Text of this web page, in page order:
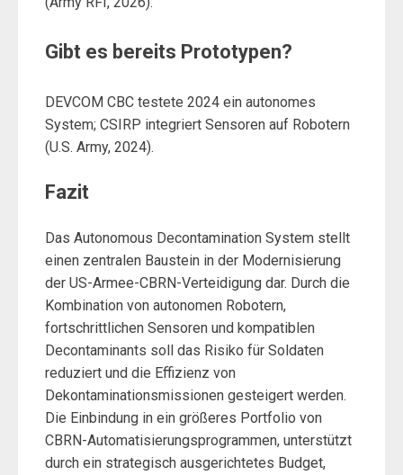
Gibt es bereits Prototypen?
DEVCOM CBC testete 2024 ein autonomes
System; CSIRP integriert Sensoren auf Robotern
(U.S. Army, 2024).
Fazit
Das Autonomous Decontamination System stellt
einen zentralen Baustein in der Modernisierung
der US-Armee-CBRN-Verteidigung dar. Durch die
Kombination von autonomen Robotern,
fortschrittlichen Sensoren und kompatiblen
Decontaminants soll das Risiko für Soldaten
reduziert und die Effizienz von
Dekontaminationsmissionen gesteigert werden.
Die Einbindung in ein größeres Portfolio von
CBRN-Automatisierungsprogrammen, unterstützt
durch ein strategisch ausgerichtetes Budget,